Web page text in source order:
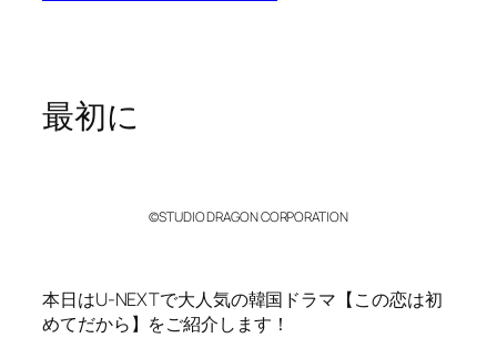
最初に
©STUDIO DRAGON CORPORATION
本日はU-NEXTで大人気の韓国ドラマ【この恋は初
めてだから】をご紹介します！